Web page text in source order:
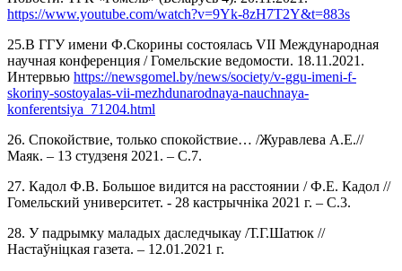
https://www.youtube.com/watch?v=9Yk-8zH7T2Y&t=883s
25.В ГГУ имени Ф.Скорины состоялась VII Международная
научная конференция / Гомельские ведомости. 18.11.2021.
Интервью https://newsgomel.by/news/society/v-ggu-imeni-f-
skoriny-sostoyalas-vii-mezhdunarodnaya-nauchnaya-
konferentsiya_71204.html
26. Спокойствие, только спокойствие… /Журавлева А.Е.//
Маяк. – 13 студзеня 2021. – С.7.
27. Кадол Ф.В. Большое видится на расстоянии / Ф.Е. Кадол //
Гомельский университет. - 28 кастрычніка 2021 г. – С.3.
28. У падрымку маладых даследчыкау /Т.Г.Шатюк //
Настаўнiцкая газета. – 12.01.2021 г.